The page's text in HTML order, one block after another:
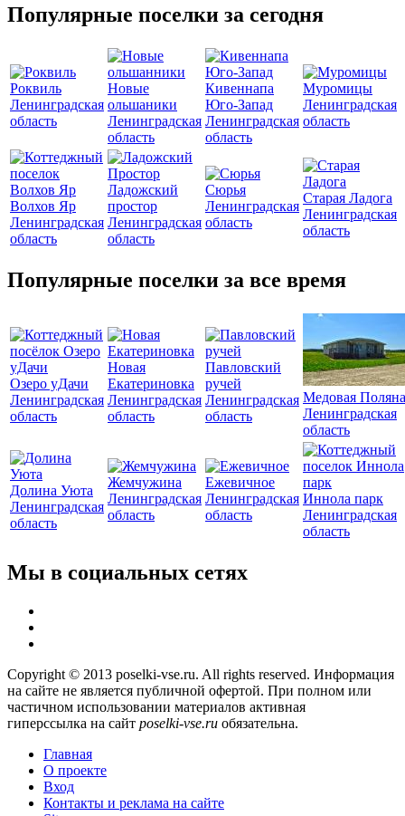
Популярные поселки за сегодня
Роквиль
Ленинградская
область
Новые
ольшаники
Ленинградская
область
Кивеннапа
Юго-Запад
Ленинградская
область
Муромицы
Ленинградская
область
Волхов Яр
Ленинградская
область
Ладожский
простор
Ленинградская
область
Сюрья
Ленинградская
область
Старая Ладога
Ленинградская
область
Популярные поселки за все время
Озеро уДачи
Ленинградская
область
Новая
Екатериновка
Ленинградская
область
Павловский
ручей
Ленинградская
область
Медовая Поляна
Ленинградская
область
Долина Уюта
Ленинградская
область
Жемчужина
Ленинградская
область
Ежевичное
Ленинградская
область
Иннола парк
Ленинградская
область
Мы в социальных сетях
Copyright © 2013 poselki-vse.ru. All rights reserved. Информация
на сайте не является публичной офертой. При полном или
частичном использовании материалов активная
гиперссылка на сайт poselki-vse.ru​ обязательна.
Главная
О проекте
Вход
Контакты и реклама на сайте